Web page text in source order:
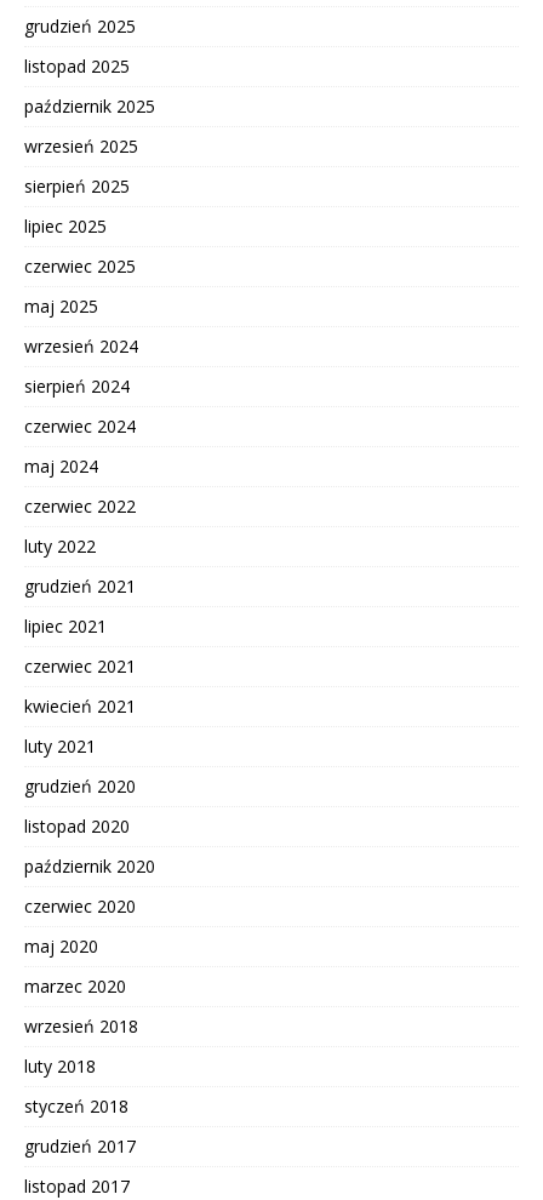
grudzień 2025
listopad 2025
październik 2025
wrzesień 2025
sierpień 2025
lipiec 2025
czerwiec 2025
maj 2025
wrzesień 2024
sierpień 2024
czerwiec 2024
maj 2024
czerwiec 2022
luty 2022
grudzień 2021
lipiec 2021
czerwiec 2021
kwiecień 2021
luty 2021
grudzień 2020
listopad 2020
październik 2020
czerwiec 2020
maj 2020
marzec 2020
wrzesień 2018
luty 2018
styczeń 2018
grudzień 2017
listopad 2017